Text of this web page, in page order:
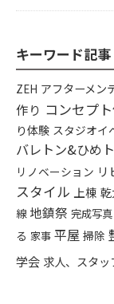
キーワード記事
ZEH アフターメン
作り コンセプ
り体験 スタジオイ
バレトン&ひめ
リノベーション リ
スタイル 上棟
線 地鎮祭 完成写真
る 家事 平屋 掃除
学会 求人、スタッ